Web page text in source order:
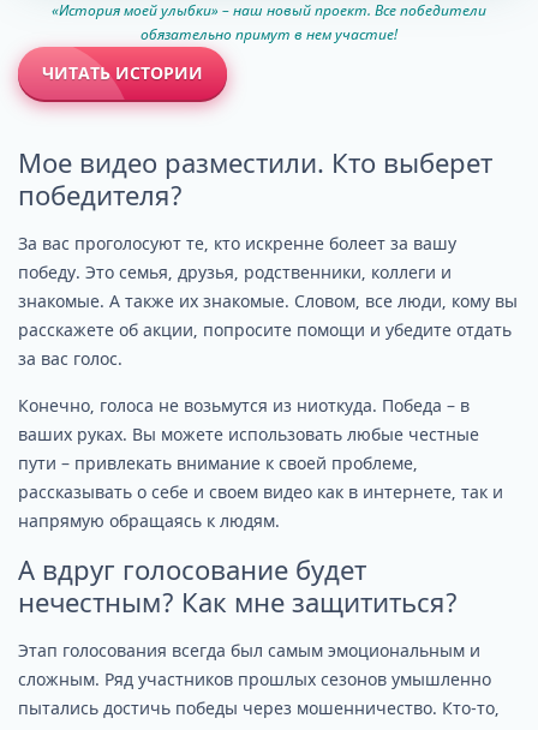
«История моей улыбки» – наш новый проект. Все победители
обязательно примут в нем участие!
ЧИТАТЬ ИСТОРИИ
Мое видео разместили. Кто выберет
победителя?
За вас проголосуют те, кто искренне болеет за вашу
победу. Это семья, друзья, родственники, коллеги и
знакомые. А также их знакомые. Словом, все люди, кому вы
расскажете об акции, попросите помощи и убедите отдать
за вас голос.
Конечно, голоса не возьмутся из ниоткуда. Победа – в
ваших руках. Вы можете использовать любые честные
пути – привлекать внимание к своей проблеме,
рассказывать о себе и своем видео как в интернете, так и
напрямую обращаясь к людям.
А вдруг голосование будет
нечестным? Как мне защититься?
Этап голосования всегда был самым эмоциональным и
сложным. Ряд участников прошлых сезонов умышленно
пытались достичь победы через мошенничество. Кто-то,